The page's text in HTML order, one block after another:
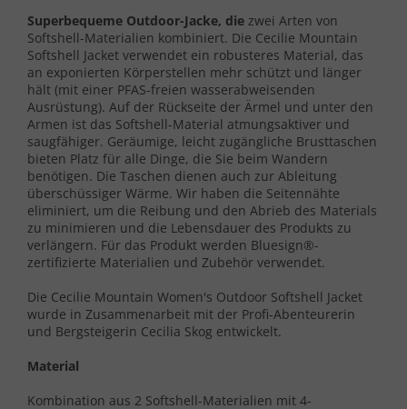
Superbequeme Outdoor-Jacke, die zwei Arten von
Softshell-Materialien kombiniert. Die Cecilie Mountain
Softshell Jacket verwendet ein robusteres Material, das
an exponierten Körperstellen mehr schützt und länger
hält (mit einer PFAS-freien wasserabweisenden
Ausrüstung). Auf der Rückseite der Ärmel und unter den
Armen ist das Softshell-Material atmungsaktiver und
saugfähiger. Geräumige, leicht zugängliche Brusttaschen
bieten Platz für alle Dinge, die Sie beim Wandern
benötigen. Die Taschen dienen auch zur Ableitung
überschüssiger Wärme. Wir haben die Seitennähte
eliminiert, um die Reibung und den Abrieb des Materials
zu minimieren und die Lebensdauer des Produkts zu
verlängern. Für das Produkt werden Bluesign®-
zertifizierte Materialien und Zubehör verwendet.
Die Cecilie Mountain Women's Outdoor Softshell Jacket
wurde in Zusammenarbeit mit der Profi-Abenteurerin
und Bergsteigerin Cecilia Skog entwickelt.
Material
Kombination aus 2 Softshell-Materialien mit 4-